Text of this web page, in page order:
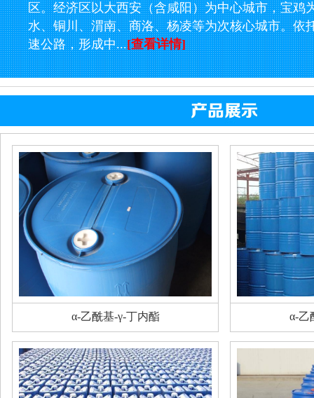
区。经济区以大西安（含咸阳）为中心城市，宝鸡
水、铜川、渭南、商洛、杨凌等为次核心城市。依
速公路，形成中...[查看详情]
α-乙酰基-γ-丁内酯 α-乙